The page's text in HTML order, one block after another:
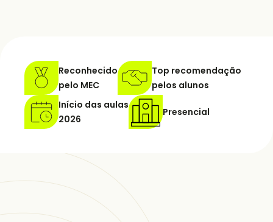
Reconhecido
pelo MEC
Top recomendação
pelos alunos
Início das aulas
2026
Presencial